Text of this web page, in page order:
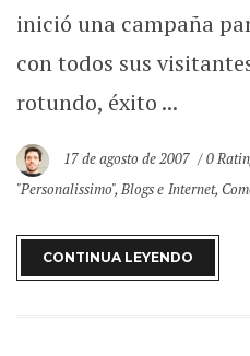
inició una campaña
con todos sus
rotundo, éxito ...
17 de agosto de 2007
0
"Personalissimo",Blogs e Internet,
CONTINUA LEYENDO